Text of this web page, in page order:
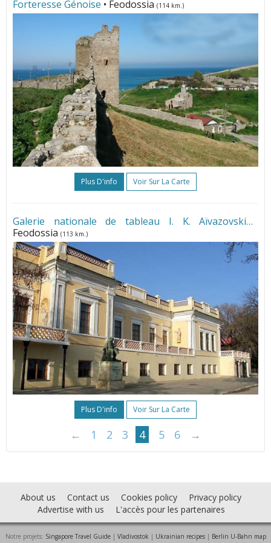
Forteresse Génoise • Feodossia (114 km.)
Plus D'info Voir Sur La Carte
Galerie nationale de tableau I. K. Aïvazovski
Feodossia (113 km.)
Plus D'info Voir Sur La Carte
← 1 2 3 4 5 6 →
About us Contact us Cookies policy
Privacy policy
Advertise with us
L'accès pour les partenaires
Notre projets: Singapore Travel Guide| Vladivostok | Ukrainian recipes| Berlin U-Bahn map